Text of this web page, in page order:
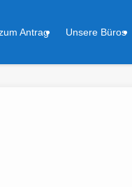
Antrag Unsere Büros